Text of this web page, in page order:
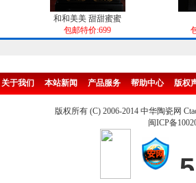
和和美美 甜甜蜜蜜
包邮特价:699
关于我们 本站新闻 产品服务 帮助中心 版权
版权所有 (C) 2006-2014 中华陶瓷网
闽ICP备